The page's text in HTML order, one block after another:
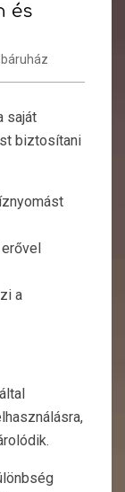
és
saját
biztosítani
a